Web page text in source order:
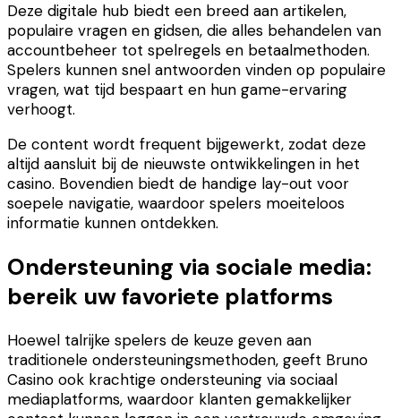
Deze digitale hub biedt een breed aan artikelen,
populaire vragen en gidsen, die alles behandelen van
accountbeheer tot spelregels en betaalmethoden.
Spelers kunnen snel antwoorden vinden op populaire
vragen, wat tijd bespaart en hun game-ervaring
verhoogt.
De content wordt frequent bijgewerkt, zodat deze
altijd aansluit bij de nieuwste ontwikkelingen in het
casino. Bovendien biedt de handige lay-out voor
soepele navigatie, waardoor spelers moeiteloos
informatie kunnen ontdekken.
Ondersteuning via sociale media:
bereik uw favoriete platforms
Hoewel talrijke spelers de keuze geven aan
traditionele ondersteuningsmethoden, geeft Bruno
Casino ook krachtige ondersteuning via sociaal
mediaplatforms, waardoor klanten gemakkelijker